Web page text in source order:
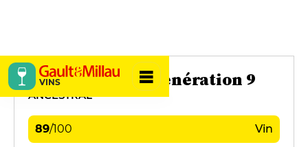
VINS
Domaine Baud Génération 9
ANCESTRAL
89/100 Vin